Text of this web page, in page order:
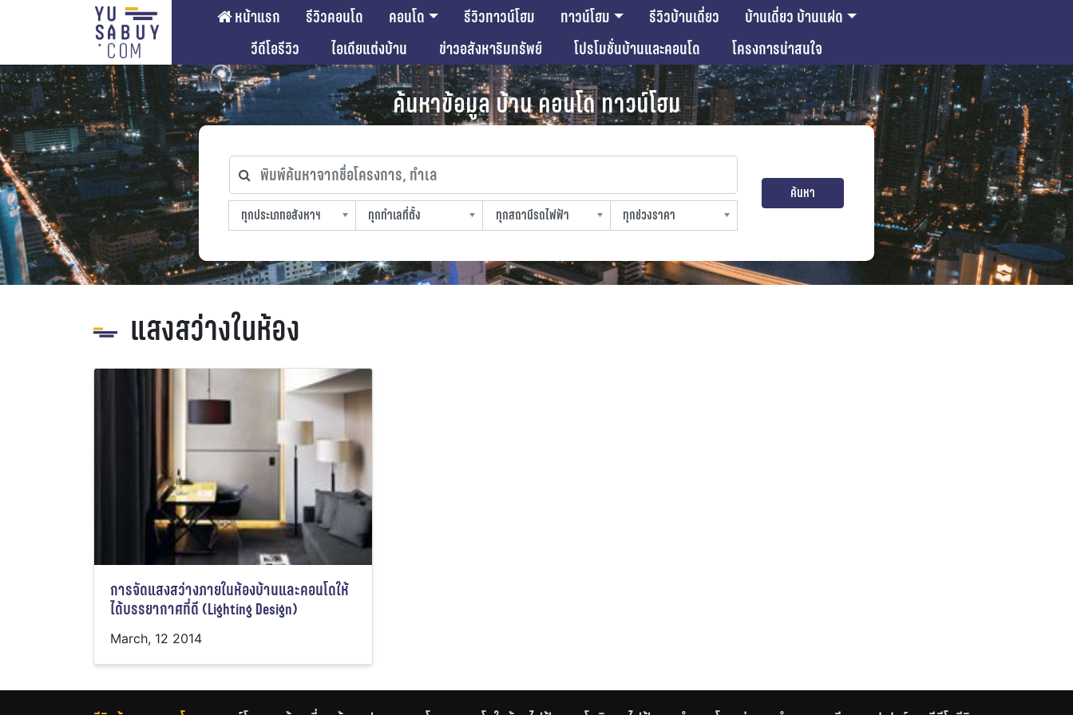
หน้าแรก รีวิวคอนโด คอนโด รีวิวทาวน์โฮม ทาวน์โฮม รีวิวบ้านเดี่ยว
บ้านเดี่ยว บ้านแฝด
วีดีโอรีวิว
ไอเดียแต่งบ้าน ข่าวอสังหาริมทรัพย์ โปรโมชั่นบ้านและคอนโด โครงการน่าสนใจ
ค้นหาข้อมูล บ้าน คอนโด ทาวน์โฮม
พิมพ์ค้นหาจากชื่อโครงการ, ทำเล
ทุกประเภทอสังหาฯ
ทุกประเภทอสังหาฯ
ทุกทำเลที่ตั้ง
ทุกทำเลที่ตั้ง
ทุกสถานีรถไฟฟ้า
ทุกสถานีรถไฟฟ้า
ทุกช่วงราคา
ทุกช่วงราคา
ค้นหา
แสงสว่างในห้อง
การจัดแสงสว่างภายในห้องบ้านและคอนโดให้
ได้บรรยากาศที่ดี (Lighting Design)
March, 12 2014